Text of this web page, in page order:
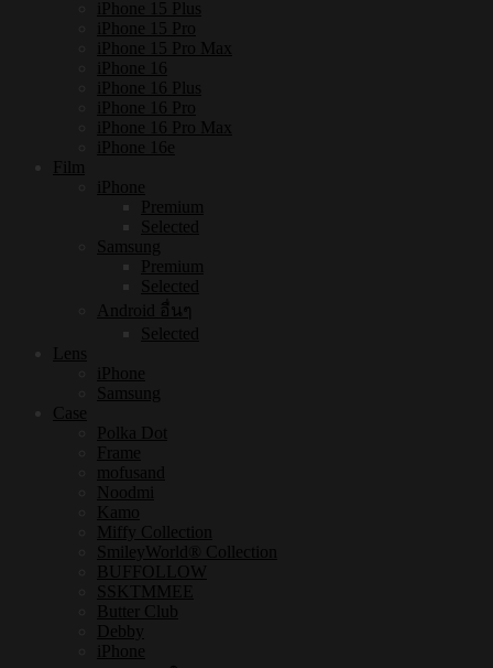
iPhone 15 Plus
iPhone 15 Pro
iPhone 15 Pro Max
iPhone 16
iPhone 16 Plus
iPhone 16 Pro
iPhone 16 Pro Max
iPhone 16e
Film
iPhone
Premium
Selected
Samsung
Premium
Selected
Android อื่นๆ
Selected
Lens
iPhone
Samsung
Case
Polka Dot
Frame
mofusand
Noodmi
Kamo
Miffy Collection
SmileyWorld® Collection
BUFFOLLOW
SSKTMMEE
Butter Club
Debby
iPhone